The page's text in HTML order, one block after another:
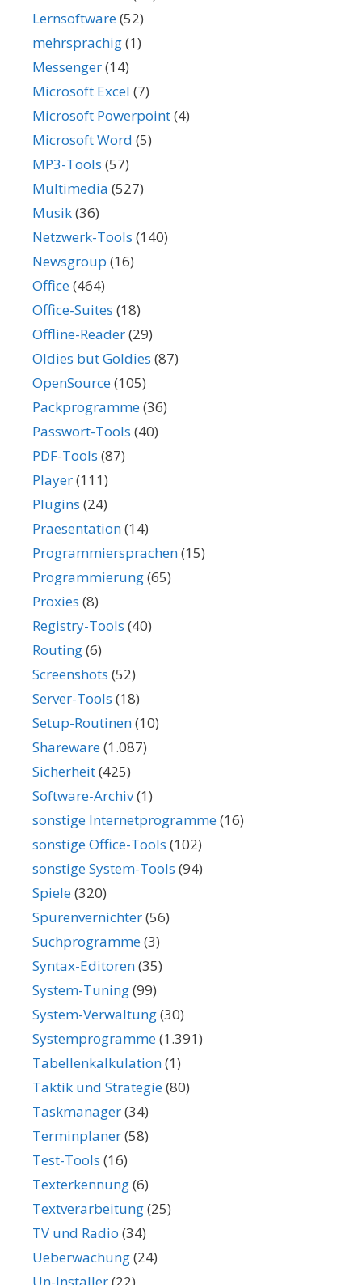
Lernsoftware(52)
mehrsprachig(1)
Messenger(14)
Microsoft Excel (7)
Microsoft Powerpoint(4)
Microsoft Word (5)
MP3-Tools (57)
Multimedia (527)
Musik(36)
Netzwerk-Tools (140)
Newsgroup (16)
Office(464)
Office-Suites (18)
Offline-Reader(29)
Oldies but Goldies (87)
OpenSource(105)
Packprogramme(36)
Passwort-Tools (40)
PDF-Tools (87)
Player(111)
Plugins (24)
Praesentation(14)
Programmiersprachen(15)
Programmierung(65)
Proxies (8)
Registry-Tools (40)
Routing(6)
Screenshots (52)
Server-Tools (18)
Setup-Routinen(10)
Shareware(1.087)
Sicherheit(425)
Software-Archiv(1)
sonstige Internetprogramme(16)
sonstige Office-Tools (102)
sonstige System-Tools (94)
Spiele(320)
Spurenvernichter(56)
Suchprogramme(3)
Syntax-Editoren(35)
System-Tuning(99)
System-Verwaltung(30)
Systemprogramme(1.391)
Tabellenkalkulation(1)
Taktik und Strategie(80)
Taskmanager(34)
Terminplaner(58)
Test-Tools (16)
Texterkennung(6)
Textverarbeitung(25)
TV und Radio (34)
Ueberwachung(24)
Un-Installer(22)